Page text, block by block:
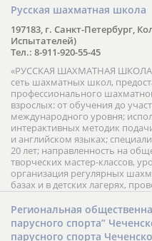
Русская шахматная школа
197183, г. Санкт-Петербург,
Испытателей)
Тел.: 8-911-920-55-45
«РУССКАЯ ШАХМАТНАЯ
сеть шахматных школ,
профессионального
взрослых: от обучения до
международного уровня;
интерактивных методик
и английском языках;
20 лет; направленность на
творческих мастер-классов,
организация регулярных
базах и в детских лагерях,
шахматистами;
форме вебинаров и
российских и международных
онлайн трансляция
Региональная
парусного спорта”
парусного спорта